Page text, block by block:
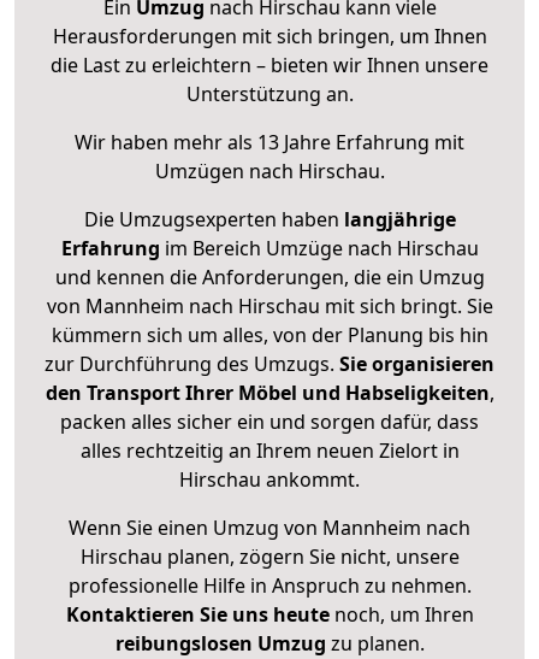
Ein Umzug nach Hirschau kann viele
Herausforderungen mit sich bringen, um Ihnen
die Last zu erleichtern – bieten wir Ihnen unsere
Unterstützung an.
Wir haben mehr als 13 Jahre Erfahrung mit
Umzügen nach Hirschau.
Die Umzugsexperten haben langjährige
Erfahrung im Bereich Umzüge nach Hirschau
und kennen die Anforderungen, die ein Umzug
von Mannheim nach Hirschau mit sich bringt. Sie
kümmern sich um alles, von der Planung bis hin
zur Durchführung des Umzugs. Sie organisieren
den Transport Ihrer Möbel und Habseligkeiten,
packen alles sicher ein und sorgen dafür, dass
alles rechtzeitig an Ihrem neuen Zielort in
Hirschau ankommt.
Wenn Sie einen Umzug von Mannheim nach
Hirschau planen, zögern Sie nicht, unsere
professionelle Hilfe in Anspruch zu nehmen.
Kontaktieren Sie uns heutenoch, um Ihren
reibungslosen Umzug zu planen.